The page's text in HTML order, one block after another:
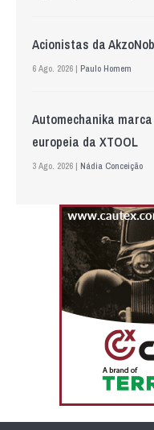
Acionistas da
6 Ago. 2026 | Paulo Homem
Automechanika
europeia da XTOOL
3 Ago. 2026 | Nádia Conceição